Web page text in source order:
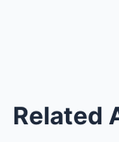
Related